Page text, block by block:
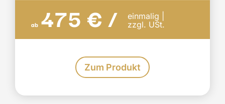
ab 475 € /
einmalig |
zzgl. USt.
Dieses
Produkt
mehrere
Zum Produkt